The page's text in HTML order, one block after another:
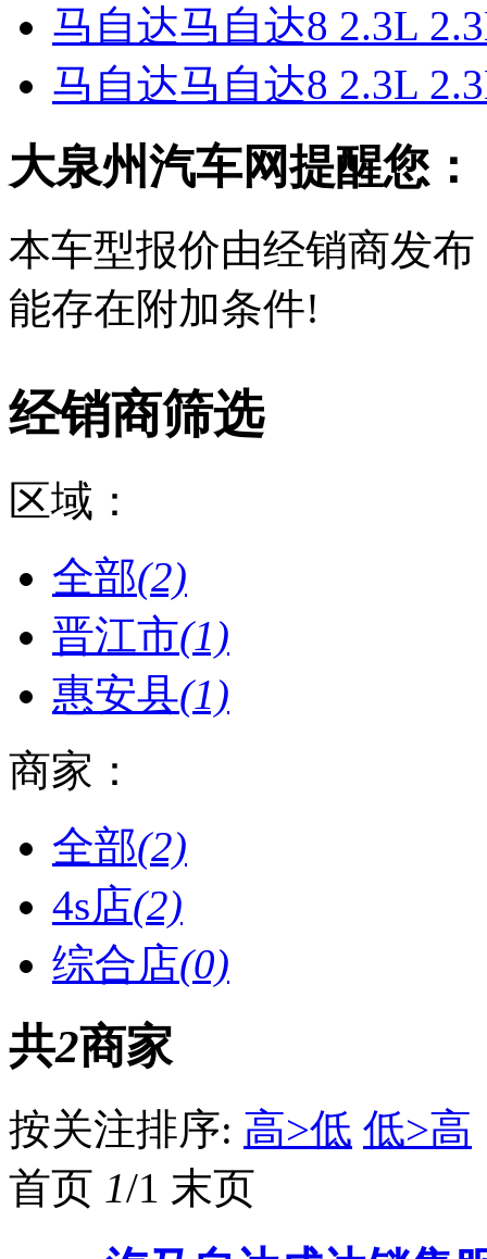
马自达马自达8 2.3L
马自达马自达8 2.3L
大泉州汽车网提醒您：
本车型报价由经销商发
能存在附加条件!
经销商筛选
区域：
全部(2)
晋江市(1)
惠安县(1)
商家：
全部(2)
4s店(2)
综合店(0)
共2商家
按关注排序: 高>低 低>高
首页 1/1 末页